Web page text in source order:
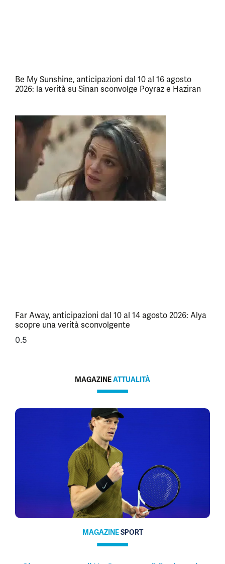
Be My Sunshine, anticipazioni dal 10 al 16 agosto
2026: la verità su Sinan sconvolge Poyraz e Haziran
Far Away, anticipazioni dal 10 al 14 agosto 2026: Alya
scopre una verità sconvolgente
MAGAZINEATTUALITÀ
MAGAZINESPORT